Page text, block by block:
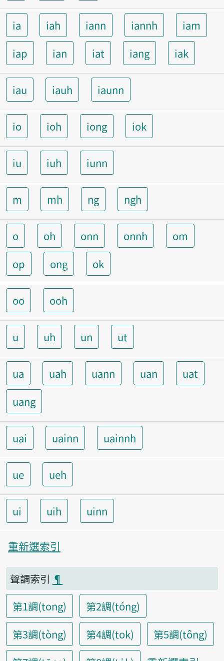
ia iah iann iannh
iam
iap
ian iat iang iak
iau iauh iaunn
io ioh iong iok
iu iuh iunn
m mh ng ngh
o oh onn onnh
om
op
ong ok
oo ooh
u uh un ut
ua uah uann uan
uat
uang
uai uainn uainnh
ue ueh
ui uih uinn
重新選索引
聲調索引 ¶
第1調(tong)
第2調(tóng)
第3調(tòng)
第4調(tok)
第5調(tông)